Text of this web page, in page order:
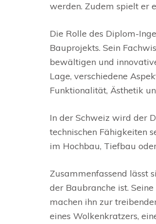
werden. Zudem spielt er
Die Rolle des Diplom-
Bauprojekts. Sein
bewältigen und
Lage, verschiedene
Funktionalität, Ästhetik
In der Schweiz wird der
technischen Fähigkeiten
im Hochbau, Tiefbau
Zusammenfassend lässt
der Baubranche ist.
machen ihn zur
eines Wolkenkratzers,